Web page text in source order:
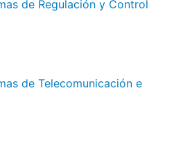
de Regulación y Control
de Telecomunicación e